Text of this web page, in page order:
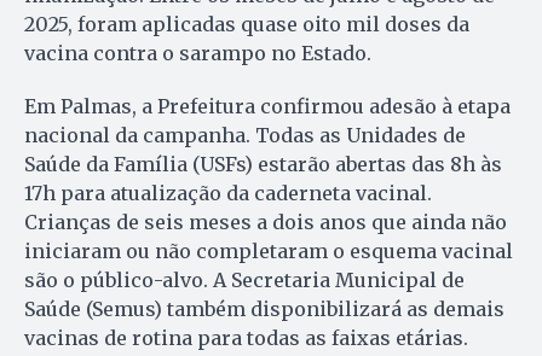
2025, foram aplicadas quase oito mil doses da
vacina contra o sarampo no Estado.
Em Palmas, a Prefeitura confirmou adesão à etapa
nacional da campanha. Todas as Unidades de
Saúde da Família (USFs) estarão abertas das 8h às
17h para atualização da caderneta vacinal.
Crianças de seis meses a dois anos que ainda não
iniciaram ou não completaram o esquema vacinal
são o público-alvo. A Secretaria Municipal de
Saúde (Semus) também disponibilizará as demais
vacinas de rotina para todas as faixas etárias.